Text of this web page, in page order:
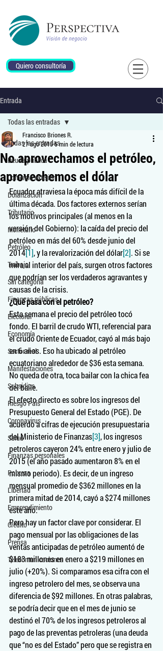
Quiero consultoría
Entrada
Todas las entradas
Deuda pública
Comercio exterior
Dolarización
Tributario
Monetario
Petróleo
Trabajo
Sin categoría
Finanzas públicas
Electoral
Economía
Sector real
Manifestaciones
Subsidios
Riesgo País
Coronavirus
Salud
Finanzas personales
Pobreza
Libertad
Emprendimiento
Crédito
Prensa
Telecomunicaciones
Todas las entradas
No aprovechamos el petróleo,
aprovechemos el dólar
Francisco Briones R.
27 ago 20155 min de lectura
Ecuador atraviesa la época más difícil de la
última década. Dos factores externos serían
los motivos principales (al menos en la
versión del Gobierno): la caída del precio del
petróleo en más del 60% desde junio del
2014[1], y la revalorización del dólar[2]. Si se
mira al interior del país, surgen otros factores
que podrían ser los verdaderos agravantes y
causas de la crisis.
¿Qué pasa con el petróleo?
Esta semana el precio del petróleo tocó
fondo. El barril de crudo WTI, referencial para
el crudo Oriente de Ecuador, cayó al más bajo
en 6 años. Eso ha ubicado al petróleo
ecuatoriano alrededor de $36 esta semana.
No queda de otra, toca bailar con la chica fea
del baile.
El efecto directo es sobre los ingresos del
Presupuesto General del Estado (PGE). De
acuerdo a cifras de ejecución presupuestaria
del Ministerio de Finanzas[3], los ingresos
petroleros cayeron 24% entre enero y julio de
2015 (el año pasado aumentaron 8% en el
mismo periodo). Es decir, de un ingreso
mensual promedio de $362 millones en la
primera mitad de 2014, cayó a $274 millones
este año.
Pero hay un factor clave por considerar. El
pago mensual por las obligaciones de las
ventas anticipadas de petróleo aumentó de
$183 millones en enero a $219 millones en
julio (+20%). Si comparamos esa cifra con el
ingreso petrolero del mes, se observa una
diferencia de $92 millones. En otras palabras,
se podría decir que en el mes de junio se
destinó el 70% de los ingresos petroleros al
pago de las preventas petroleras (una deuda
que “no es del Estado” pero que se registra en